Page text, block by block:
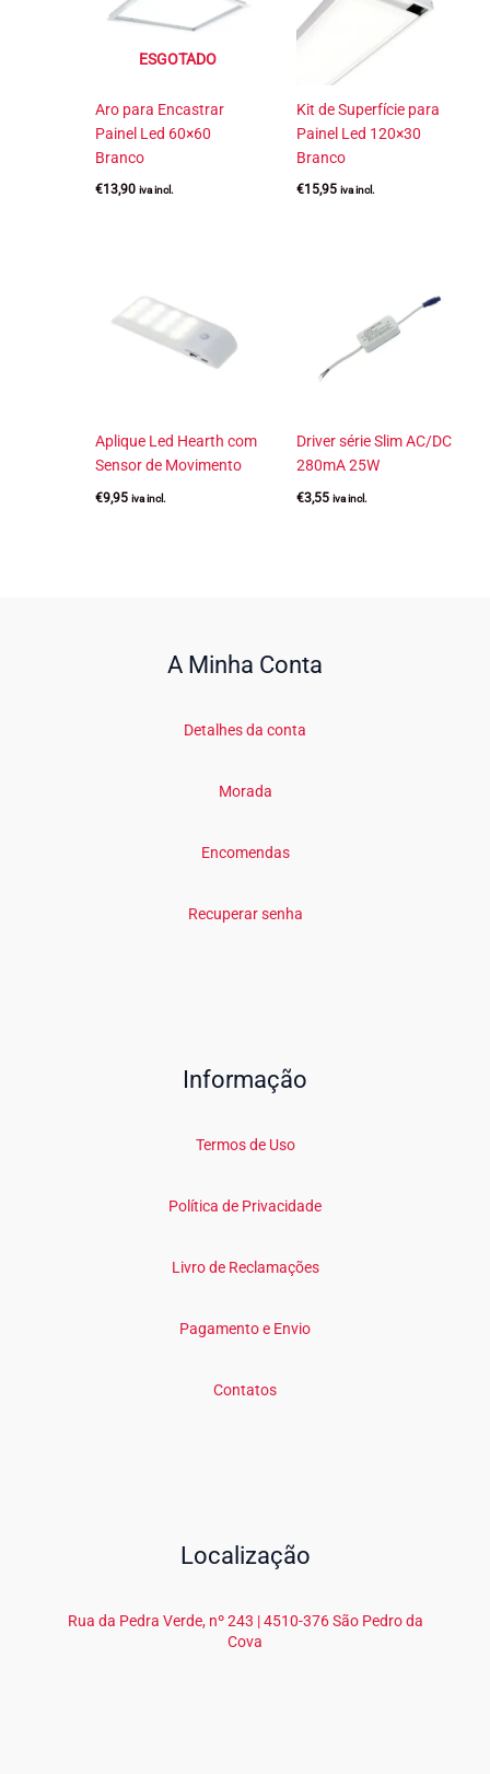
ESGOTADO
Aro para Encastrar
Painel Led 60×60
Branco
€13,90 iva incl.
Kit de Superfície para
Painel Led 120×30
Branco
€15,95 iva incl.
Aplique Led Hearth com
Sensor de Movimento
€9,95 iva incl.
Driver série Slim AC/DC
280mA 25W
€3,55 iva incl.
A Minha Conta
Detalhes da conta
Morada
Encomendas
Recuperar senha
Informação
Termos de Uso
Política de Privacidade
Livro de Reclamações
Pagamento e Envio
Contatos
Localização
Rua da Pedra Verde, nº 243 | 4510-376 São Pedro da
Cova